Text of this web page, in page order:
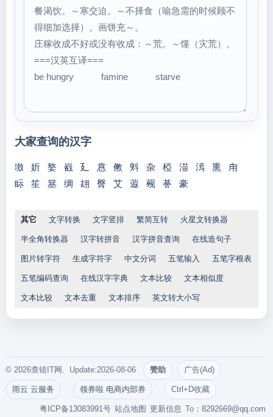
餐渴饮。～寒交迫。～不择食（喻急需的时候顾不
得细加选择）。画饼充～。
庄稼收成不好或没有收成：～荒。～馑（灾荒）。
===汉英互译===
be hungry famine starve
大家查询的汉字
墽 妡 嫯 巀 廴 慐 敒 斞 杂 椏 渵 漹 熏
甪
眎
笙 簊 绸 翃 臀 艾 蕸 觋 諅 豪
其它 文字转换 文字竖排 繁简互转 火星文转换器
半全角转换器 汉字转拼音 汉字拼音查询 在线造句子
图片转字符 生成字符字 中文分词 五笔输入 五笔字根表
五笔编码查询 在线汉字字典 文本比较 文本相似度
文本比较 文本去重 文本排序 英文转大小写
© 2026查错IT网. Update:2026-08-06 赞助 广告(Ad)
雨云 云服务 领券啦 电商内部券 Ctrl+D收藏
To：8292669@qq.com
更新信息
站点地图
粤ICP备13083991号